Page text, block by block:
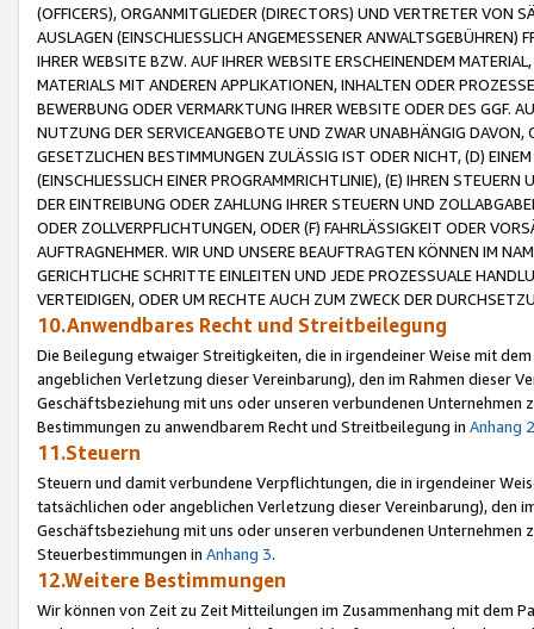
(OFFICERS), ORGANMITGLIEDER (DIRECTORS) UND VERTRETER VON
AUSLAGEN (EINSCHLIESSLICH ANGEMESSENER
IHRER WEBSITE BZW. AUF IHRER WEBSITE ERSCHEINENDEM
MATERIALS MIT ANDEREN APPLIKATIONEN, INHALTEN ODER
BEWERBUNG ODER VERMARKTUNG IHRER WEBSITE ODER DES GGF.
NUTZUNG DER SERVICEANGEBOTE UND ZWAR UNABHÄNGIG
GESETZLICHEN BESTIMMUNGEN ZULÄSSIG IST ODER NICHT, (D)
(EINSCHLIESSLICH EINER PROGRAMMRICHTLINIE), (E) IHREN
DER EINTREIBUNG ODER ZAHLUNG IHRER STEUERN UND
ODER ZOLLVERPFLICHTUNGEN, ODER (F) FAHRLÄSSIGKEIT ODER
AUFTRAGNEHMER. WIR UND UNSERE BEAUFTRAGTEN KÖNNEN IM
GERICHTLICHE SCHRITTE EINLEITEN UND JEDE PROZESSUALE
VERTEIDIGEN, ODER UM RECHTE AUCH ZUM ZWECK DER
10.Anwendbares Recht und Streitbeilegung
Die Beilegung etwaiger Streitigkeiten, die in irgendeiner Weise mit
angeblichen Verletzung dieser Vereinbarung), den im Rahmen dieser
Geschäftsbeziehung mit uns oder unseren verbundenen
Bestimmungen zu anwendbarem Recht und Streitbeilegung in Anhang 2
11.Steuern
Steuern und damit verbundene Verpflichtungen, die in irgendeiner
tatsächlichen oder angeblichen Verletzung dieser Vereinbarung), den
Geschäftsbeziehung mit uns oder unseren verbundenen
Steuerbestimmungen in Anhang 3.
12.Weitere Bestimmungen
Wir können von Zeit zu Zeit Mitteilungen im Zusammenhang mit dem